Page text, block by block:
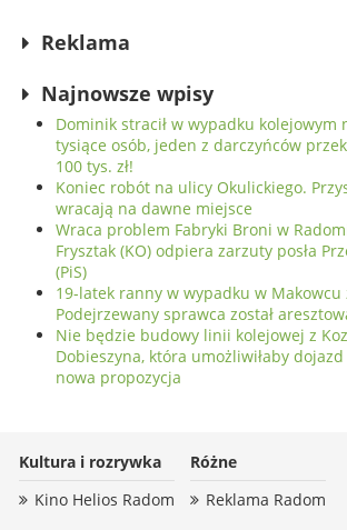
Reklama
Najnowsze wpisy
Dominik stracił w wypadku kolejowym
tysiące osób, jeden z darczyńców
100 tys. zł!
Koniec robót na ulicy Okulickiego.
wracają na dawne miejsce
Wraca problem Fabryki Broni w
Frysztak (KO) odpiera zarzuty posła
(PiS)
19-latek ranny w wypadku w Makowcu
Podejrzewany sprawca został
Nie będzie budowy linii kolejowej z
Dobieszyna, która umożliwiłaby
nowa propozycja
Kultura i rozrywka
Kino Helios Radom
Różne
Reklama Radom